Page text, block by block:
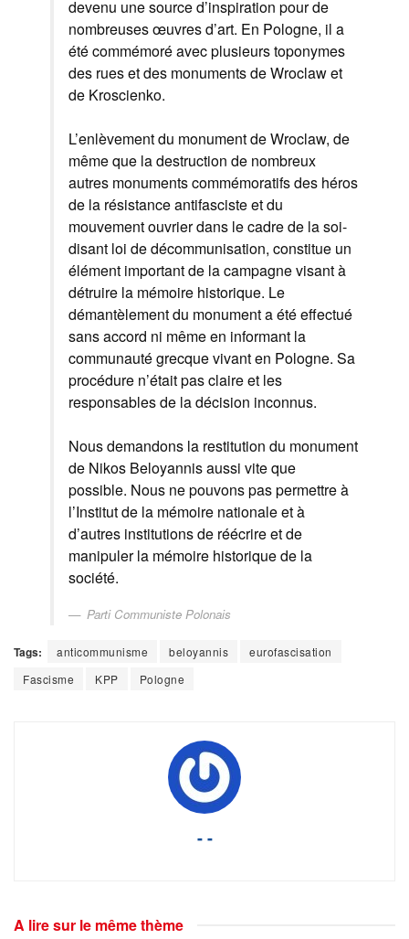
devenu une source d’inspiration pour de
nombreuses œuvres d’art. En Pologne, il a
été commémoré avec plusieurs toponymes
des rues et des monuments de Wroclaw et
de Kroscienko.
L’enlèvement du monument de Wroclaw, de
même que la destruction de nombreux
autres monuments commémoratifs des héros
de la résistance antifasciste et du
mouvement ouvrier dans le cadre de la soi-
disant loi de décommunisation, constitue un
élément important de la campagne visant à
détruire la mémoire historique. Le
démantèlement du monument a été effectué
sans accord ni même en informant la
communauté grecque vivant en Pologne. Sa
procédure n’était pas claire et les
responsables de la décision inconnus.
Nous demandons la restitution du monument
de Nikos Beloyannis aussi vite que
possible. Nous ne pouvons pas permettre à
l’Institut de la mémoire nationale et à
d’autres institutions de réécrire et de
manipuler la mémoire historique de la
société.
Parti Communiste Polonais
Tags: anticommunisme beloyannis
eurofascisation
Fascisme
KPP Pologne
- -
A lire sur le même thème